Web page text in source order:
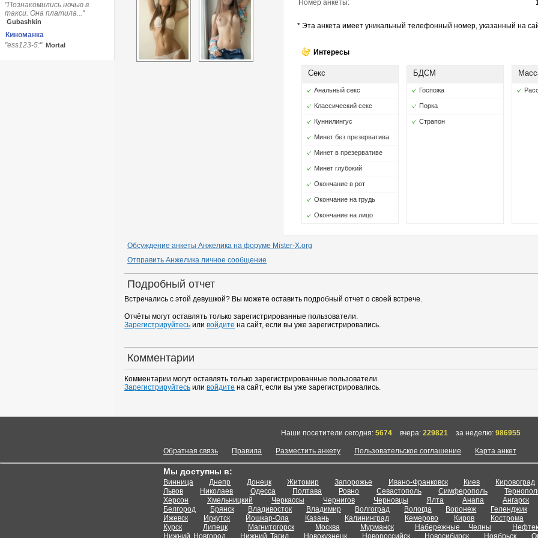
"Познакомились ночью в
такси. Она платила..."
Gubashkin
Киноманка
"ess123-5:" Мortаl
Номер анкеты:
* Эта анкета имеет уникальный телефонный номер, указанный на
Интересы
Секс
Анальный секс
Классический секс
Куннилингус
Минет без презерватива
Минет в презервативе
Минет глубокий
Окончание в рот
Окончание на грудь
Окончание на лицо
БДСМ
Госпожа
Порка
Страпон
Обсуждение анкеты Анжелика на форуме Mister-X.org
Отправить Анжелика личное сообщение
Подробный отчет
Встречались с этой девушкой? Вы можете оставить подробный отчет о своей встрече.
Отчёты могут оставлять только зарегистрированные пользователи.
Зарегистрируйтесь или войдите на сайт, если вы уже зарегистрировались.
Комментарии
Комментарии могут оставлять только зарегистрированные пользователи.
Зарегистрируйтесь или войдите на сайт, если вы уже зарегистрировались.
Наши посетители сегодня: 5674 вчера: 229821 за неделю: 986955
Обратная связь Правила Разместить анкету Пользовательское соглашение Карта анкет
Мы доступны в:
Винница Днепр Донецк Житомир Запорожье Ивано-Франковск Киев
Кировоград
Львов
Николаев Одесса Полтава Ровно Севастополь Симферополь
Херсон
Хмельницкий Черкассы Чернигов Черновцы Ялта Анапа
Ангарск
Белгород
Брянск Владивосток Владимир Волгоград Вологда Воронеж
Геленджик
Ижевск
Иркутск Йошкар-Ола Казань Калининград Кемерово Киров
Кострома
Курск
Липецк Магнитогорск Москва Мурманск Набережные Челны
Нижний Новгород
Нижний Тагил Новокузнецк Новороссийск Новосибирск Ноябрьск